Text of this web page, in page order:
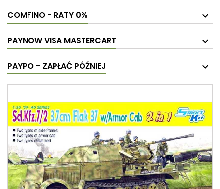
COMFINO - RATY 0%
PAYNOW VISA MASTERCART
PAYPO - ZAPŁAĆ PÓŹNIEJ